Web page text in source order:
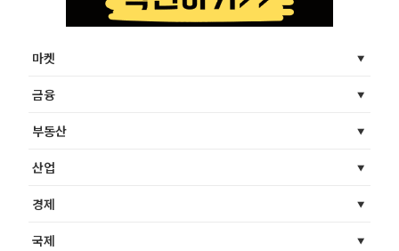
마켓
금융
부동산
산업
경제
국제